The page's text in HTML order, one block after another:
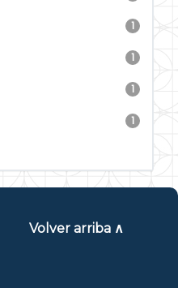
1
1
1
1
Volver arriba ∧